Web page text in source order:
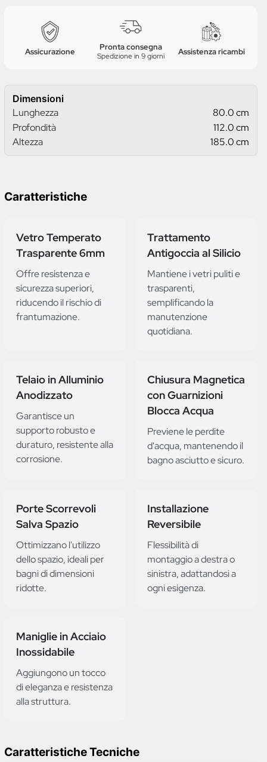
Assicurazione Pronta consegna
Spedizione in 9 giorni Assistenza ricambi
Dimensioni
Lunghezza
80.0 cm
Profondità
112.0 cm
Altezza
185.0 cm
Caratteristiche
Vetro Temperato
Trasparente 6mm
Offre resistenza e
sicurezza superiori,
riducendo il rischio di
frantumazione.
Trattamento
Antigoccia al Silicio
Mantiene i vetri puliti e
trasparenti,
semplificando la
manutenzione
quotidiana.
Telaio in Alluminio
Anodizzato
Garantisce un
supporto robusto e
duraturo, resistente alla
corrosione.
Chiusura Magnetica
con Guarnizioni
Blocca Acqua
Previene le perdite
d'acqua, mantenendo il
bagno asciutto e sicuro.
Porte Scorrevoli
Salva Spazio
Ottimizzano l'utilizzo
dello spazio, ideali per
bagni di dimensioni
ridotte.
Installazione
Reversibile
Flessibilità di
montaggio a destra o
sinistra, adattandosi a
ogni esigenza.
Maniglie in Acciaio
Inossidabile
Aggiungono un tocco
di eleganza e resistenza
alla struttura.
Caratteristiche Tecniche